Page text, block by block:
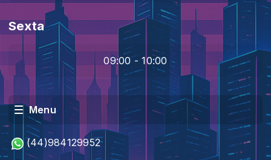
Sexta
09:00 - 10:00
Menu
(44)984129952